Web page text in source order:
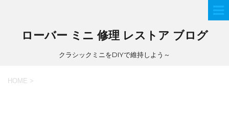
ローバー ミニ 修理 レストア ブログ
クラシックミニをDIYで維持しよう～
HOME >